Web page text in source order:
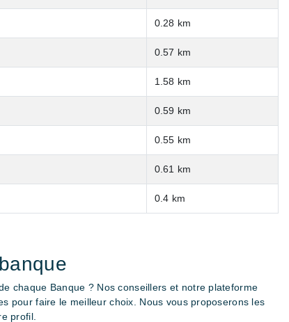
0.28 km
0.57 km
1.58 km
0.59 km
0.55 km
0.61 km
0.4 km
chaque Banque ? Nos conseillers et notre plateforme
pour faire le meilleur choix. Nous vous proposerons les
profil.